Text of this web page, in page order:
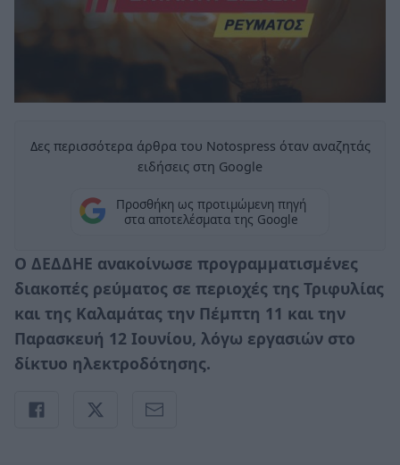
Δες περισσότερα άρθρα του Notospress όταν αναζητάς
ειδήσεις στη Google
Προσθήκη ως προτιμώμενη πηγή
στα αποτελέσματα της Google
Ο ΔΕΔΔΗΕ ανακοίνωσε προγραμματισμένες
διακοπές ρεύματος σε περιοχές της Τριφυλίας
και της Καλαμάτας την Πέμπτη 11 και την
Παρασκευή 12 Ιουνίου, λόγω εργασιών στο
δίκτυο ηλεκτροδότησης.